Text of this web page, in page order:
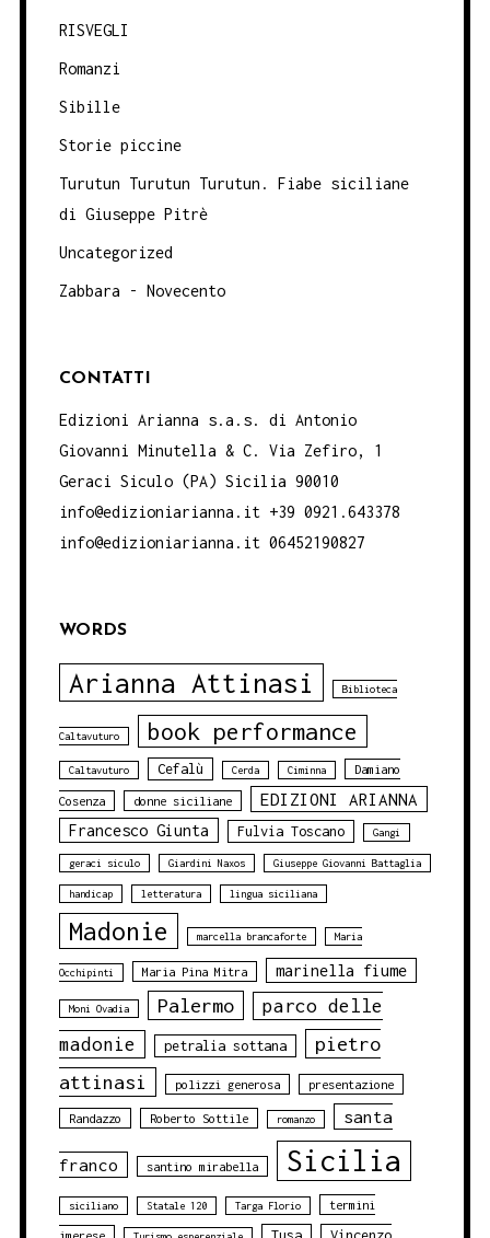
RISVEGLI
Romanzi
Sibille
Storie piccine
Turutun Turutun Turutun. Fiabe siciliane
di Giuseppe Pitrè
Uncategorized
Zabbara - Novecento
CONTATTI
Edizioni Arianna s.a.s. di Antonio
Giovanni Minutella & C. Via Zefiro, 1
Geraci Siculo (PA) Sicilia 90010
info@edizioniarianna.it +39 0921.643378
info@edizioniarianna.it 06452190827
WORDS
Arianna Attinasi Biblioteca
Caltavuturo book performance
Caltavuturo Cefalù Cerda Ciminna Damiano
Cosenza donne siciliane EDIZIONI ARIANNA
Francesco Giunta Fulvia Toscano Gangi
geraci siculo Giardini Naxos Giuseppe Giovanni Battaglia
handicap letteratura lingua siciliana
Madonie marcella brancaforte Maria
Occhipinti Maria Pina Mitra marinella fiume
Moni Ovadia Palermo
parco delle
madonie
petralia sottana
pietro
attinasi
polizzi generosa presentazione
Randazzo Roberto Sottile romanzo santa
franco santino mirabella Sicilia
siciliano Statale 120 Targa Florio termini
imerese